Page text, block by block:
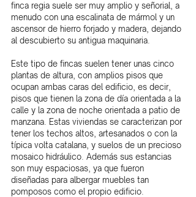
finca regia suele ser muy amplio y señorial, a
menudo con una escalinata de mármol y un
ascensor de hierro forjado y madera, dejando
al descubierto su antigua maquinaria.
Este tipo de fincas suelen tener unas cinco
plantas de altura, con amplios pisos que
ocupan ambas caras del edificio, es decir,
pisos que tienen la zona de día orientada a la
calle y la zona de noche orientada a patio de
manzana. Estas viviendas se caracterizan por
tener los techos altos, artesanados o con la
típica volta catalana, y suelos de un precioso
mosaico hidráulico. Además sus estancias
son muy espaciosas, ya que fueron
diseñadas para albergar muebles tan
pomposos como el propio edificio.